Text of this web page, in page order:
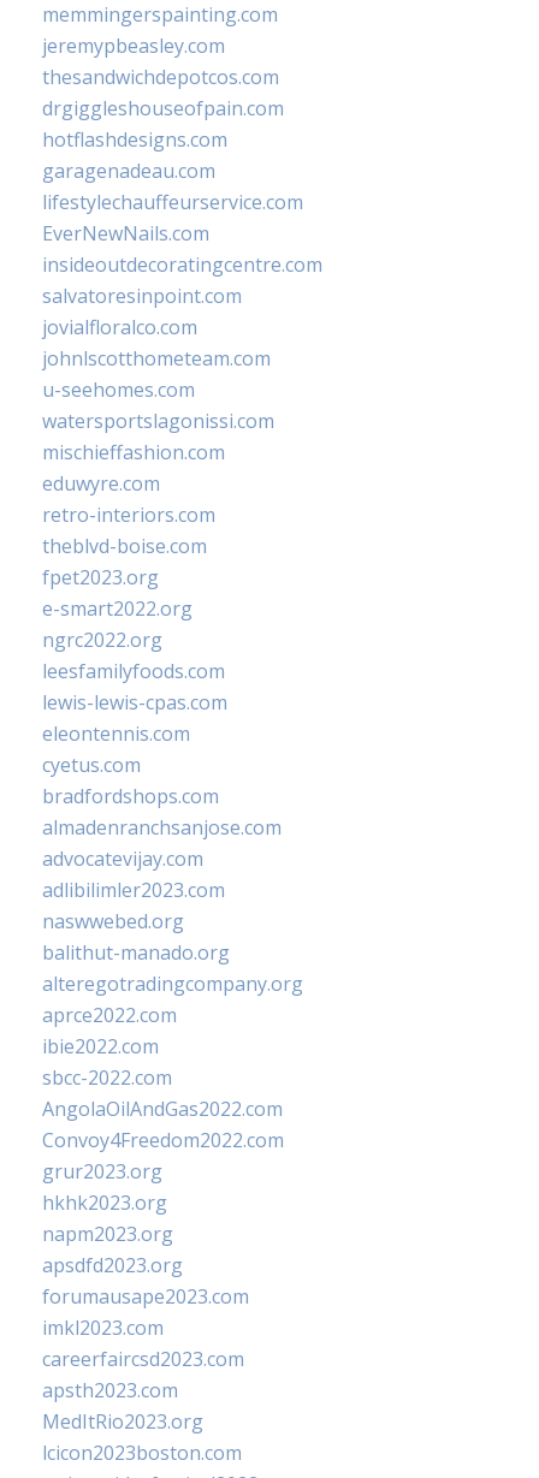
memmingerspainting.com
jeremypbeasley.com
thesandwichdepotcos.com
drgiggleshouseofpain.com
hotflashdesigns.com
garagenadeau.com
lifestylechauffeurservice.com
EverNewNails.com
insideoutdecoratingcentre.com
salvatoresinpoint.com
jovialfloralco.com
johnlscotthometeam.com
u-seehomes.com
watersportslagonissi.com
mischieffashion.com
eduwyre.com
retro-interiors.com
theblvd-boise.com
fpet2023.org
e-smart2022.org
ngrc2022.org
leesfamilyfoods.com
lewis-lewis-cpas.com
eleontennis.com
cyetus.com
bradfordshops.com
almadenranchsanjose.com
advocatevijay.com
adlibilimler2023.com
naswwebed.org
balithut-manado.org
alteregotradingcompany.org
aprce2022.com
ibie2022.com
sbcc-2022.com
AngolaOilAndGas2022.com
Convoy4Freedom2022.com
grur2023.org
hkhk2023.org
napm2023.org
apsdfd2023.org
forumausape2023.com
imkl2023.com
careerfaircsd2023.com
apsth2023.com
MedItRio2023.org
lcicon2023boston.com